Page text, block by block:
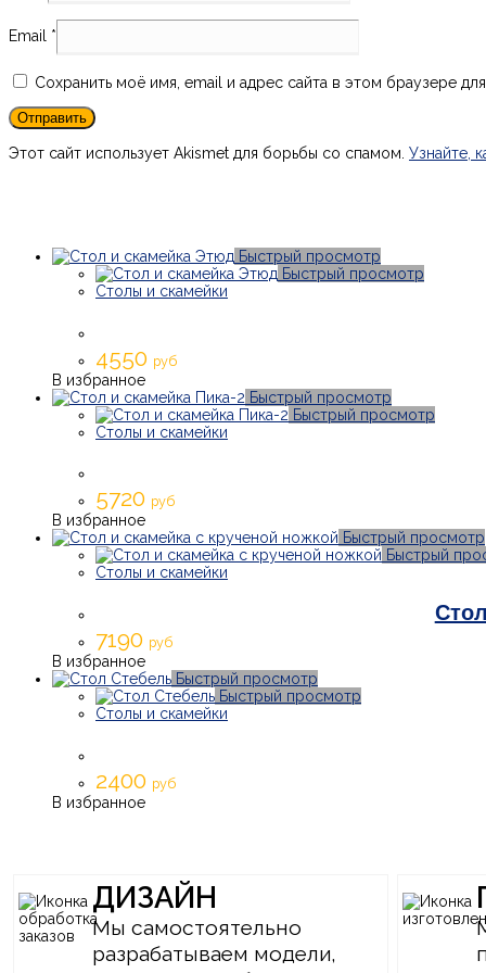
Email *
Сохранить моё имя, email и адрес сайта в этом браузере
Этот сайт использует Akismet для борьбы со спамом. Узнайте,
Быстрый просмотр
Быстрый просмотр
Столы и скамейки
4550 руб
В избранное
Быстрый просмотр
Быстрый просмотр
Столы и скамейки
5720 руб
В избранное
Быстрый просмотр
Быстрый
Столы и скамейки
7190 руб
В избранное
Быстрый просмотр
Быстрый просмотр
Столы и скамейки
2400 руб
В избранное
ДИЗАЙН
Мы самостоятельно
разрабатываем модели,